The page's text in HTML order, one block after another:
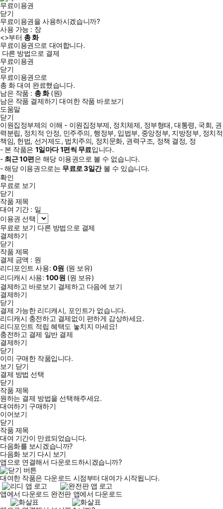
무료이용권
닫기
무료이용권을 사용하시겠습니까?
사용 가능 : 장
<>부터 총화
무료이용권으로 대여합니다.
다른 방법으로 결제
무료이용권
닫기
무료이용권으로
총 화대여 완료했습니다.
남은 작품 : 총화(원)
남은 작품 결제하기 대여한 작품 바로보기
도움말
닫기
이원집정부제의 이해 - 이원집정부제, 정치체제, 정부형태, 대통령, 국회, 권
력분립, 정치적 안정, 민주주의, 행정부, 입법부, 중앙정부, 지방정부, 정치적
책임, 헌법, 선거제도, 법치주의, 정치문화, 권력구조, 정책 결정, 정
- 본 작품은 1일마다1편씩 무료입니다.
- 최근10편은 해당 이용권으로 볼 수 없습니다.
- 해당 이용권으로는 무료로3일간볼 수 있습니다.
확인
무료로 보기
닫기
작품 제목
대여 기간 : 일
이용권 선택
무료로 보기 다른 방법으로 결제
결제하기
닫기
작품 제목
결제 금액 : 원
리디포인트 사용: 0원 (원 보유)
리디캐시 사용:100원 (원 보유)
결제하고 바로보기 결제하고 다음에 보기
결제하기
닫기
결제 가능한 리디캐시, 포인트가 없습니다.
리디캐시 충전하고 결제없이 편하게 감상하세요.
리디포인트 적립 혜택도 놓치지 마세요!
충전하고 결제 일반 결제
결제하기
닫기
이미 구매한 작품입니다.
보기 닫기
결제 방법 선택
닫기
작품 제목
원하는 결제 방법을 선택해주세요.
대여하기 구매하기
이어보기
닫기
작품 제목
대여 기간이 만료되었습니다.
다음화를 보시겠습니까?
다음화 보기 다시 보기
앱으로 연결해서 다운로드하시겠습니까?
대여한 작품은 다운로드 시점부터 대여가 시작됩니다.
앱에서 다운로드 완전판 앱에서 다운로드